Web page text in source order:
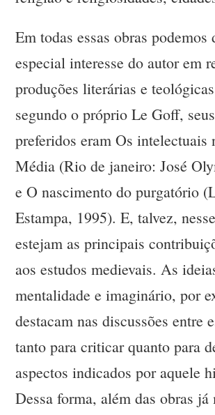
Em todas essas obras podemos
especial interesse do autor em
produções literárias e
segundo o próprio Le Goff,
preferidos eram Os intelectuais
Média (Rio de janeiro: José
e O nascimento do purgatório
Estampa, 1995). E, talvez,
estejam as principais
aos estudos medievais. As
mentalidade e imaginário, por
destacam nas discussões entre
tanto para criticar quanto para
aspectos indicados por aquele
Dessa forma, além das obras já